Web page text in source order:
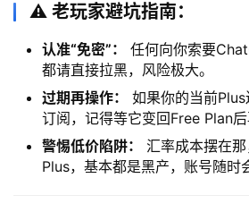
⚠️ 老玩家避坑指南：
认准“免密”：
任何向你索要
都请直接拉黑，风险极大。
过期再操作：
如果你的当前
订阅，记得等它变回Free Plan后
警惕低价陷阱：
汇率成本摆在
Plus，基本都是黑产，账号随时